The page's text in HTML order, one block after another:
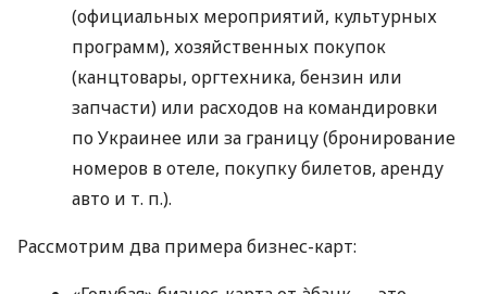
(официальных мероприятий, культурных
программ), хозяйственных покупок
(канцтовары, оргтехника, бензин или
запчасти) или расходов на командировки
по Украинее или за границу (бронирование
номеров в отеле, покупку билетов, аренду
авто и т. п.).
Рассмотрим два примера бизнес-карт: